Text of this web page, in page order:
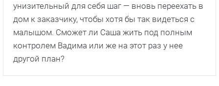
унизительный для себя шаг — вновь переехать в
дом к заказчику, чтобы хотя бы так видеться с
малышом. Сможет ли Саша жить под полным
контролем Вадима или же на этот раз у нее
другой план?